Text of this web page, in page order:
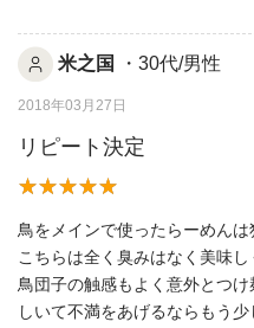
米之国 ・30代/男性
2018年03月27日
リピート決定
鳥をメインで使ったらーめんは
こちらは全く臭みはなく美味し
鳥団子の触感もよく意外とつけ
しいて不満をあげるならもう